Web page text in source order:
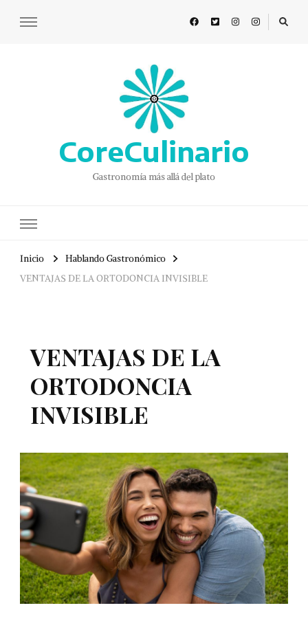
CoreCulinario
Gastronomía más allá del plato
Inicio
Hablando Gastronómico
VENTAJAS DE LA ORTODONCIA INVISIBLE
VENTAJAS DE LA
ORTODONCIA
INVISIBLE